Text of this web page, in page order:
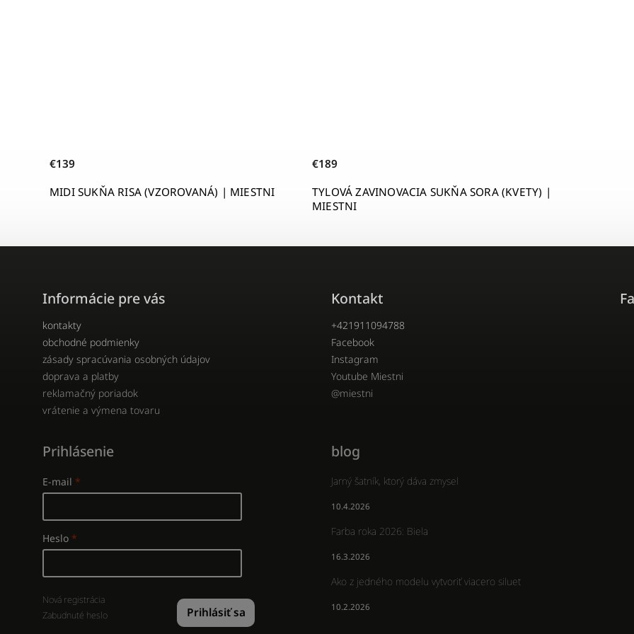
MIDI SUKŇA RISA (VZOROVANÁ) | MIESTNI
€139
TYLOVÁ ZAVINOVACIA SUKŇA SORA (KVETY) |
MIESTNI
€189
Informácie pre vás
kontakty
obchodné podmienky
zásady spracúvania osobných údajov
doprava a platby
reklamačný poriadok
vrátenie a výmena tovaru
Kontakt
+421911094788
Facebook
Instagram
Youtube Miestni
@miestni
Prihlásenie
E-mail
Heslo
Prihlásiť sa
Nová registrácia
Zabudnuté heslo
blog
Jarný šatník, ktorý dáva zmysel
10.4.2026
Farba roka 2026: Biela
16.3.2026
Ako z jedného modelu vytvoriť viacero siluet
10.2.2026